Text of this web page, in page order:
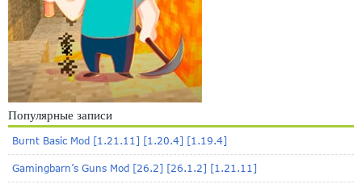
Популярные записи
Burnt Basic Mod [1.21.11] [1.20.4] [1.19.4]
Gamingbarn’s Guns Mod [26.2] [26.1.2] [1.21.11]